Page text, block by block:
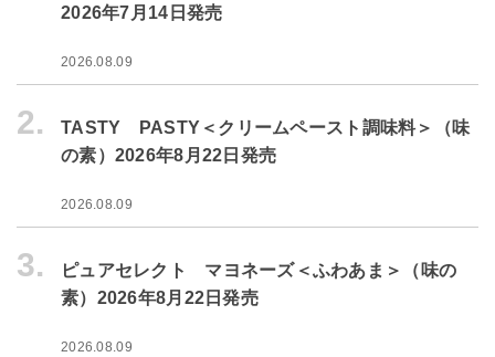
2026年7月14日発売
2026.08.09
2.
TASTY PASTY＜クリームペースト調味料＞（味
の素）2026年8月22日発売
2026.08.09
3.
ピュアセレクト マヨネーズ＜ふわあま＞（味の
素）2026年8月22日発売
2026.08.09